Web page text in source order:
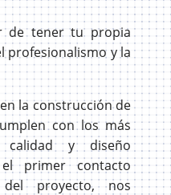
de tener tu propia
profesionalismo y la
la construcción de
con los más
calidad y diseño
el primer contacto
proyecto, nos